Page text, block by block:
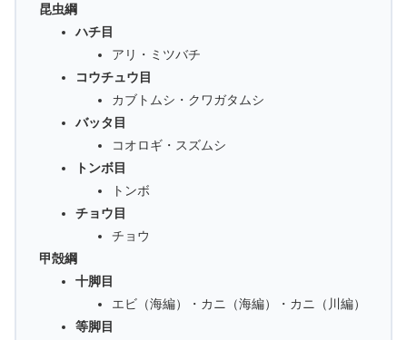
昆虫綱
ハチ目
アリ・ミツバチ
コウチュウ目
カブトムシ・クワガタムシ
バッタ目
コオロギ・スズムシ
トンボ目
トンボ
チョウ目
チョウ
甲殻綱
十脚目
エビ（海編）・カニ（海編）・カニ（川編）
等脚目